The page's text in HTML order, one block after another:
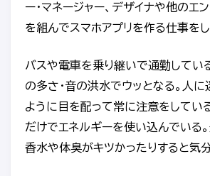
ー・マネージャー、デザイナや他のエ
を組んでスマホアプリを作る仕事をし
バスや電車を乗り継いで通勤してい
の多さ・音の洪水でウッとなる。人
ように目を配って常に注意をしてい
だけでエネルギーを使い込んでいる
香水や体臭がキツかったりすると気